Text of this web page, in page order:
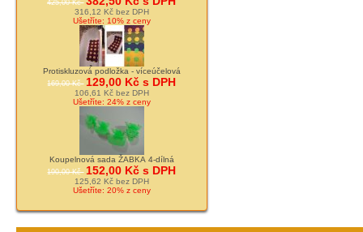
425,00 Kč
316,12 Kč bez DPH
Ušetříte: 10% z ceny
Protiskluzová podložka - víceúčelová
169,00 Kč 129,00 Kč s DPH
106,61 Kč bez DPH
Ušetříte: 24% z ceny
Koupelnová sada ŽABKA 4-dílná
190,00 Kč 152,00 Kč s DPH
125,62 Kč bez DPH
Ušetříte: 20% z ceny